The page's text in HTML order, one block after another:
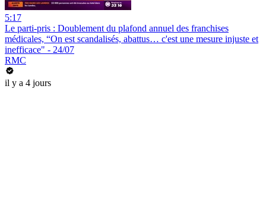
5:17
Le parti-pris : Doublement du plafond annuel des franchises
médicales, “On est scandalisés, abattus… c'est une mesure injuste et
inefficace" - 24/07
RMC
il y a 4 jours